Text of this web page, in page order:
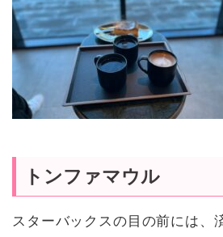
トンファマウル
スターバックスの目の前には、